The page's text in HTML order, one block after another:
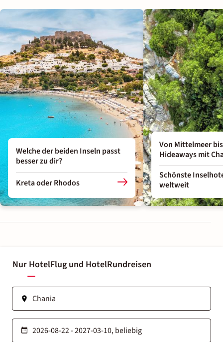
Welche der beiden Inseln passt
besser zu dir?
Kreta oder Rhodos
Von Mittelmeer
Hideaways mit
Schönste
weltweit
Nur HotelFlug und HotelRundreisen